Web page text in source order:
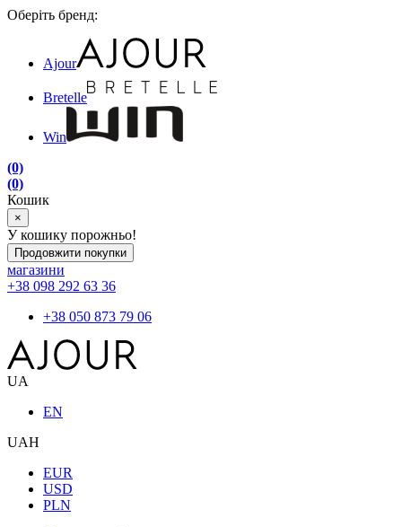
Оберіть бренд:
Ajour
Bretelle
Win
(0)
(0)
Кошик
×
У кошику порожньо!
Продовжити покупки
магазини
+38 098 292 63 36
+38 050 873 79 06
UA
EN
UAH
EUR
USD
PLN